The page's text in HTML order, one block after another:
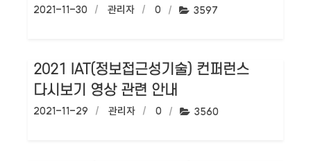
작성일:
2021-11-30 작성자:
관리자 댓글수:
0 조회수:
3597
2021 IAT(정보접근성기술) 컨퍼런스
다시보기 영상 관련 안내
작성일:
2021-11-29 작성자:
관리자 댓글수:
0 조회수:
3560